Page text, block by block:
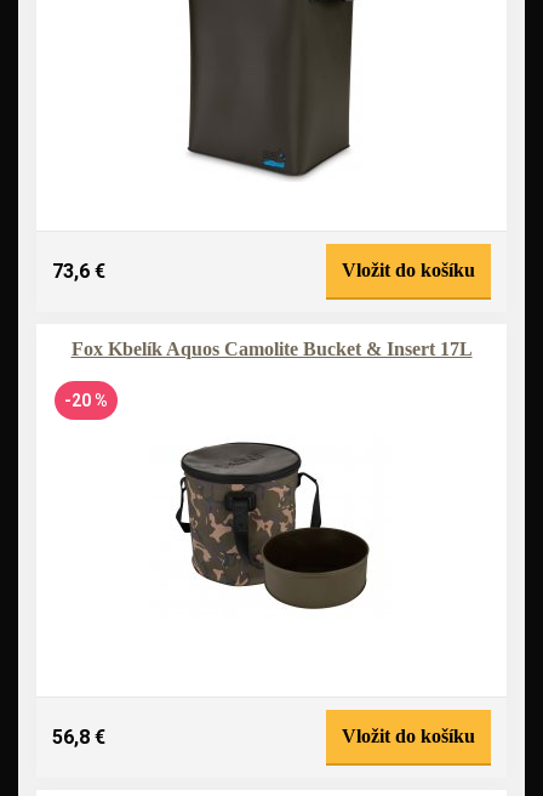
73,6 € Vložit do košíku
Fox Kbelík Aquos Camolite Bucket & Insert 17L
-20 %
56,8 € Vložit do košíku